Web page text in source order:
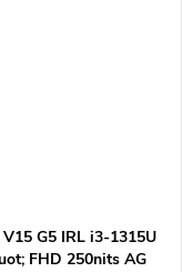
V15 G5 IRL i3-1315U
FHD 250nits AG